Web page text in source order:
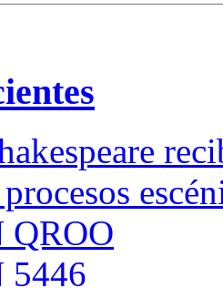
QROO
5446